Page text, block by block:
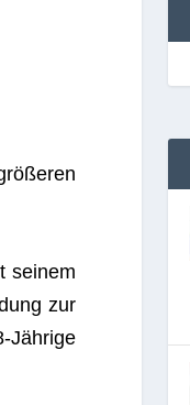
sei­nem
zur
Jäh­rige